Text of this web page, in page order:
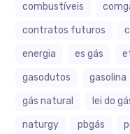
combustíveis
contratos futuros
energia
es gás
gasodutos
gasolina
gás natural
lei do
naturgy
pbgás